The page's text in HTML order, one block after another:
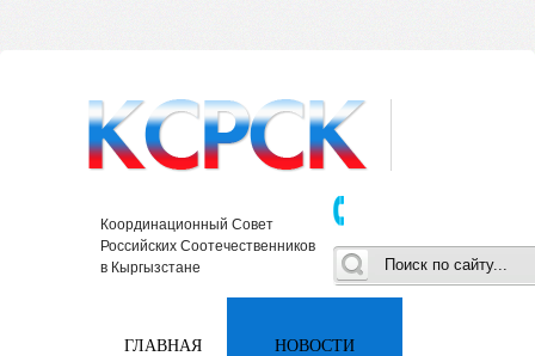
Координационный Совет
Российских Соотечественников
в Кыргызстане
ГЛАВНАЯ НОВОСТИ